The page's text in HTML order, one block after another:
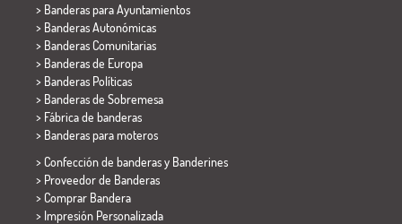
> Banderas para Ayuntamientos
> Banderas Autonómicas
> Banderas Comunitarias
> Banderas de Europa
> Banderas Políticas
> Banderas de Sobremesa
> Fábrica de banderas
> Banderas para moteros
> Confección de banderas y Banderines
> Proveedor de Banderas
> Comprar Bandera
> Impresión Personalizada